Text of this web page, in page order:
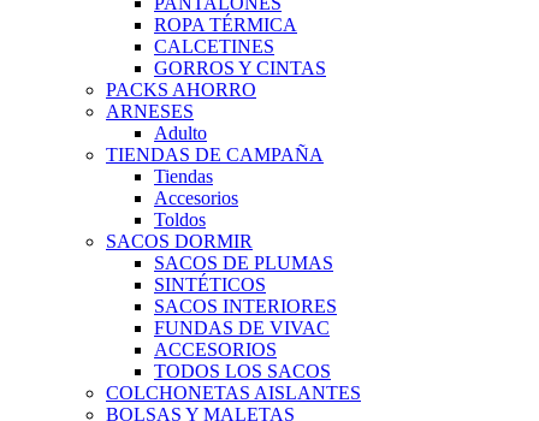
ROPA TÉRMICA
CALCETINES
GORROS Y CINTAS
PACKS AHORRO
ARNESES
Adulto
TIENDAS DE CAMPAÑA
Tiendas
Accesorios
Toldos
SACOS DORMIR
SACOS DE PLUMAS
SINTÉTICOS
SACOS INTERIORES
FUNDAS DE VIVAC
ACCESORIOS
TODOS LOS SACOS
COLCHONETAS AISLANTES
BOLSAS Y MALETAS